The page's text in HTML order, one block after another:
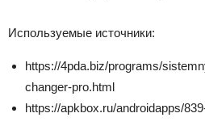
Используемые источники:
https://4pda.biz/programs/
changer-pro.html
https://apkbox.ru/androidapps/